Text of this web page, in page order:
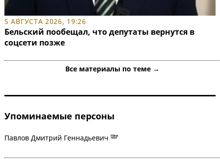
5 АВГУСТА 2026, 19:26
Бельский пообещал, что депутаты вернутся в
соцсети позже
Все материалы по теме →
Упоминаемые персоны
Павлов Дмитрий Геннадьевич